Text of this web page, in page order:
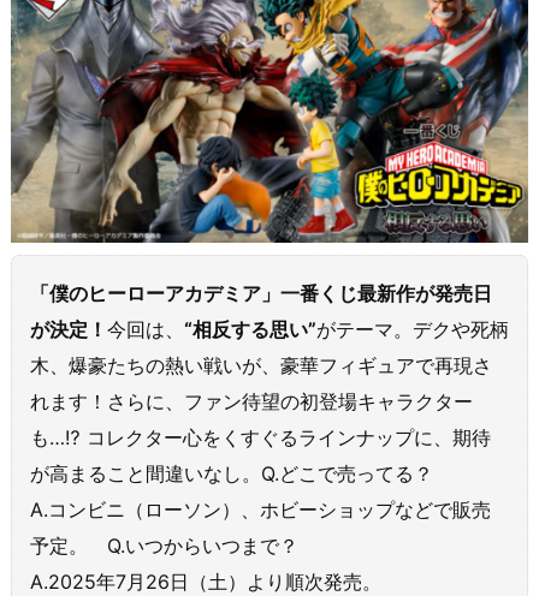
「僕のヒーローアカデミア」一番くじ最新作が発売日
が決定！ 今回は、 “相反する思い”がテーマ。デクや死柄
木、爆豪たちの熱い戦いが、豪華フィギュアで再現さ
れます！さらに、ファン待望の初登場キャラクター
も…⁉ コレクター心をくすぐるラインナップに、期待
が高まること間違いなし。Q.どこで売ってる？
A.コンビニ（ローソン）、ホビーショップなどで販売
予定。 Q.いつからいつまで？
A.2025年7月26日（土）より順次発売。